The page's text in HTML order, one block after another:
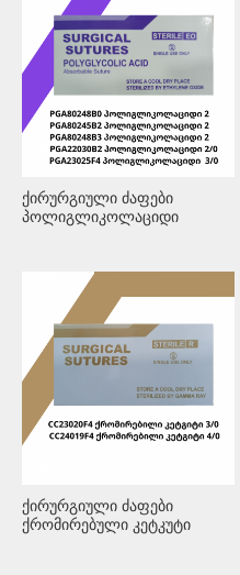
ქირურგიული ძაფები
პოლიგლიკოლაციდი
ქირურგიული ძაფები
ქრომირებული კეტკუტი